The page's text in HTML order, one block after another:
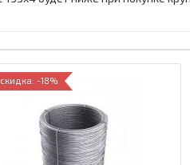
-18%